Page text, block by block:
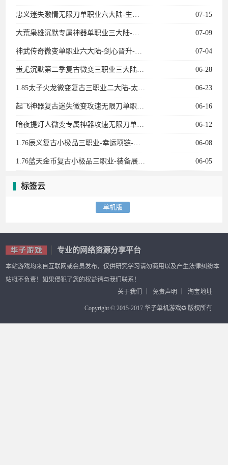
07-15
07-09
07-04
06-28
06-23
06-16
06-12
06-08
06-05
标签云
单机版
专业的网络资源分享平台
本站游戏均来自互联网或会员发布，仅供研究学习请勿商用以及产生法律纠纷本
站概不负责！如果侵犯了您的权益请与我们联系！
关于我们
免责声明 淘宝地址
Copyright © 2015-2017 华子单机游戏✪ 版权所有